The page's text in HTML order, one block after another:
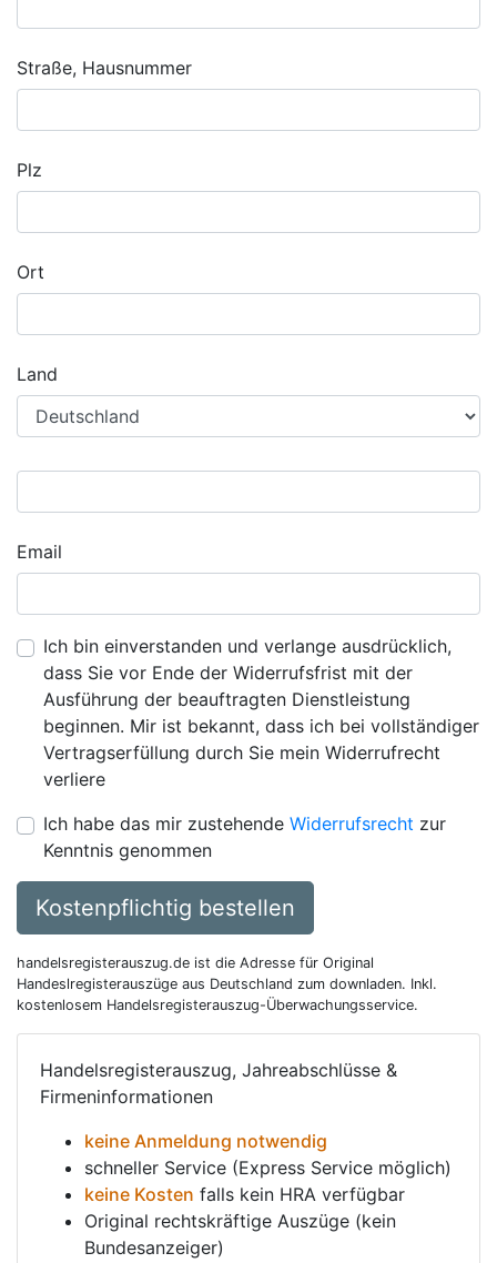
Straße, Hausnummer
Plz
Ort
Land
Email
Ich bin einverstanden und verlange ausdrücklich,
dass Sie vor Ende der Widerrufsfrist mit der
Ausführung der beauftragten Dienstleistung
beginnen. Mir ist bekannt, dass ich bei vollständiger
Vertragserfüllung durch Sie mein Widerrufrecht
verliere
Ich habe das mir zustehende Widerrufsrecht zur
Kenntnis genommen
Kostenpflichtig bestellen
handelsregisterauszug.de ist die Adresse für Original
Handeslregisterauszüge aus Deutschland zum downladen. Inkl.
kostenlosem Handelsregisterauszug-Überwachungsservice.
Handelsregisterauszug, Jahreabschlüsse &
Firmeninformationen
keine Anmeldung notwendig
schneller Service (Express Service möglich)
keine Kosten falls kein HRA verfügbar
Original rechtskräftige Auszüge (kein
Bundesanzeiger)